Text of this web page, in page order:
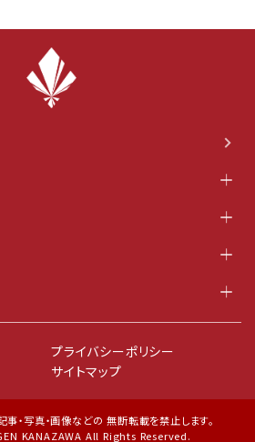
プライバシーポリシー
サイトマップ
事・写真・画像などの 無断転載を禁止します。
KANAZAWA All Rights Reserved.